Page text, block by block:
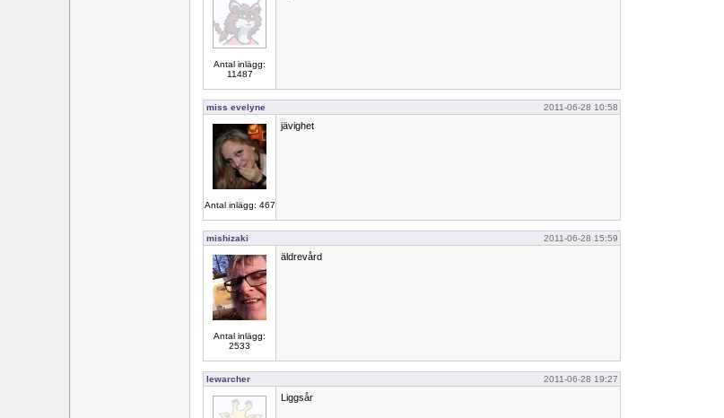
Antal inlägg:
11487
miss evelyne 2011-06-28 10:58
Antal inlägg: 467
jävighet
mishizaki 2011-06-28 15:59
Antal inlägg:
2533
äldrevård
lewarcher 2011-06-28 19:27
Liggsår